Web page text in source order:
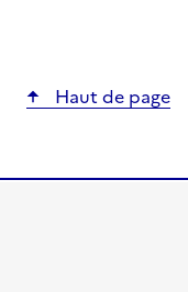
Haut de page